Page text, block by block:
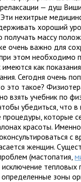
— душ
нехитрые
хороший
получать массу
очень важно для
этом необходимо
как
Сегодня очень
это такое?
взять учебник по
убедиться, что
процедуры, которые
красоты.
с
женщин.
(мастопатия,
тепловых
зоны